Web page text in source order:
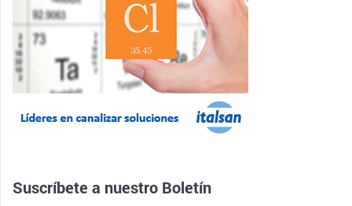
Suscríbete a nuestro Boletín